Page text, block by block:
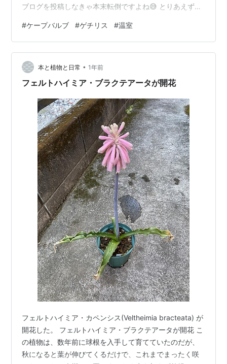
ブログを投稿しなきゃ本末転倒ですよね😅 とりあえず、
で単管ビニールハウスを二重ビニールにしました』とい
う、最近の漫画タイトルみたいな全部タイトルで説明す
るスタイルです。 では、レッツゴー。 の、前に、
Gethyllis britteniana ゲチリス ブリッテニアナ これとは
別株のブリッテニアナを先日友人が我が家に来た際にあ
#ケープバルブ #ゲチリス #温室
本と植物と日常 • 1年前
フェルトハイミア・ブラクテアータが開花
フェルトハイミア・カペンシス(Veltheimia bracteata) が
開花した。 フェルトハイミア・ブラクテアータが開花 こ
の植物は、数年前に球根を入手して育てていたのだが、
秋になると葉が伸びてくるだけで、これまでまったく咲